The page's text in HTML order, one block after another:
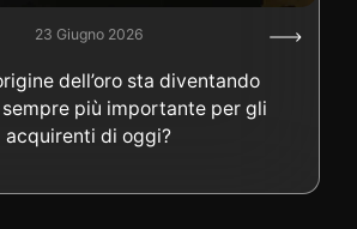
23 Giugno 2026
dell’oro sta diventando
più importante per gli
acquirenti di oggi?